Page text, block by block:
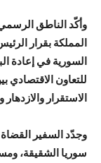
وأكّد الناطق
المملكة بقرار
السورية في إعادة
للتعاون الاقتصادي
الاستقرار
وجدّد السفير
سوريا الشقيقة،